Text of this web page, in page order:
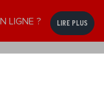
LIGNE ? LIRE PLUS